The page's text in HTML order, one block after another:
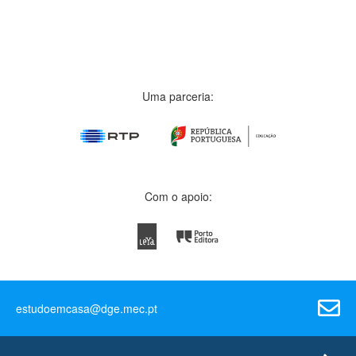
Uma parceria:
Com o apoio:
estudoemcasa@dge.mec.pt